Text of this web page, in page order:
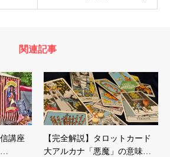
関連記事
講座
【完全解説】タロットカード
大アルカナ「悪魔」の意味…